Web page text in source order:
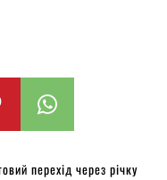
перехід через річку